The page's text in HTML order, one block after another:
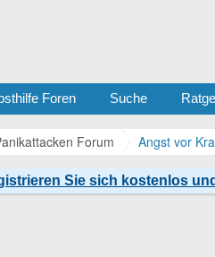
Foren Suche
Forum Angst vor